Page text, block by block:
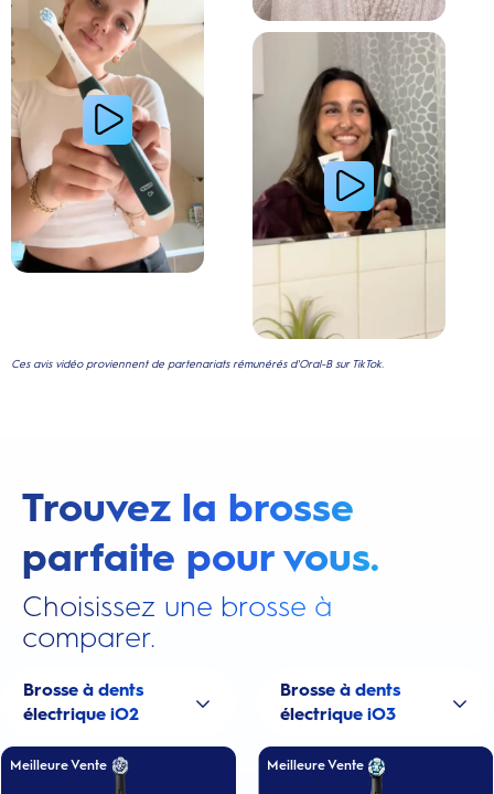
Lire la vidéo : Le secret d’une jeune femme
Ces avis vidéo proviennent de partenariats rémunérés d'Oral-B sur TikTok.
Trouvez la brosse
parfaite pour vous.
Choisissez une brosse à
comparer.
Brosse à dents
électrique iO2
Meilleure Vente
Brosse à dents
électrique iO3
Meilleure Vente